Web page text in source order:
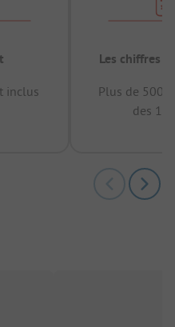
inclus
Les chiffres
Plus de
des 12